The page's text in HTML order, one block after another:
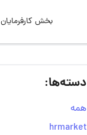
بخش کارفرمایان
دسته‌ها:
همه
hrmarket